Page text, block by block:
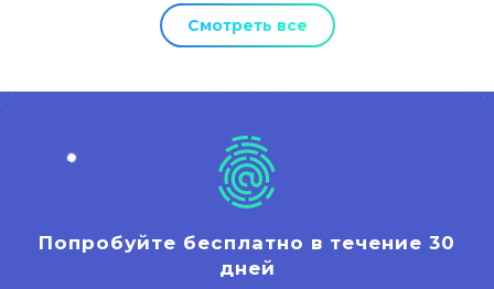
Смотреть все
Попробуйте бесплатно в течение 30
дней